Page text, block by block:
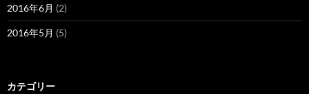
2016年6月 (2)
2016年5月 (5)
カテゴリー